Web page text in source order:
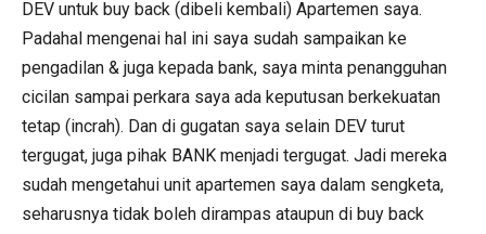
DEV untuk buy back (dibeli kembali) Apartemen saya.
Padahal mengenai hal ini saya sudah sampaikan ke
pengadilan & juga kepada bank, saya minta penangguhan
cicilan sampai perkara saya ada keputusan berkekuatan
tetap (incrah). Dan di gugatan saya selain DEV turut
tergugat, juga pihak BANK menjadi tergugat. Jadi mereka
sudah mengetahui unit apartemen saya dalam sengketa,
seharusnya tidak boleh dirampas ataupun di buy back